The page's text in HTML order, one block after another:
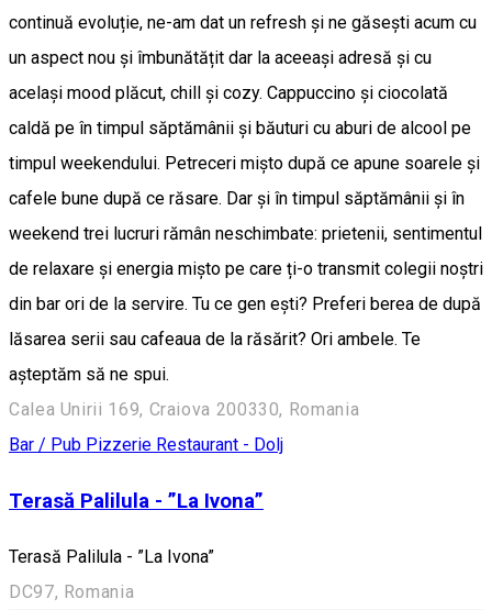
continuă evoluție, ne-am dat un refresh și ne găsești acum cu
un aspect nou și îmbunătățit dar la aceeași adresă și cu
același mood plăcut, chill și cozy. Cappuccino și ciocolată
caldă pe în timpul săptămânii și băuturi cu aburi de alcool pe
timpul weekendului. Petreceri mișto după ce apune soarele și
cafele bune după ce răsare. Dar și în timpul săptămânii și în
weekend trei lucruri rămân neschimbate: prietenii, sentimentul
de relaxare și energia mișto pe care ți-o transmit colegii noștri
din bar ori de la servire. Tu ce gen ești? Preferi berea de după
lăsarea serii sau cafeaua de la răsărit? Ori ambele. Te
așteptăm să ne spui.
Calea Unirii 169, Craiova 200330, Romania
Bar / Pub Pizzerie Restaurant - Dolj
Terasă Palilula - ”La Ivona”
Terasă Palilula - ”La Ivona”
DC97, Romania